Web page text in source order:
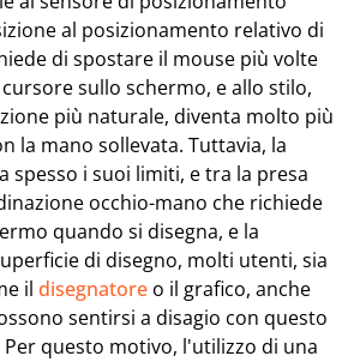
al posizionamento relativo di
di spostare il mouse più volte
sullo schermo, e allo stilo,
più naturale, diventa molto più
la mano sollevata. Tuttavia, la
spesso i suoi limiti, e tra la presa
occhio-mano che richiede
quando si disegna, e la
di disegno, molti utenti, sia
il disegnatore o il grafico, anche
sentirsi a disagio con questo
questo motivo, l'utilizzo di una